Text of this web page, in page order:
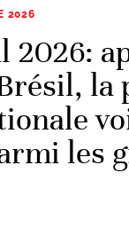
2026
2026:
la
les